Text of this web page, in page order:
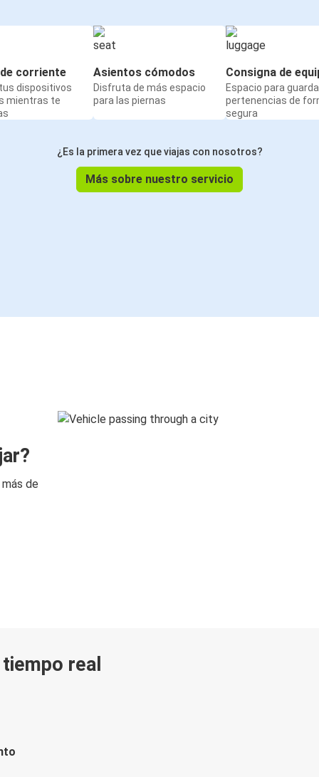
corriente
dispositivos
mientras te
Asientos cómodos
Disfruta de más espacio
para las piernas
Consigna de
Espacio para
pertenencias de
segura
¿Es la primera vez que viajas con nosotros?
Más sobre nuestro servicio
de
real